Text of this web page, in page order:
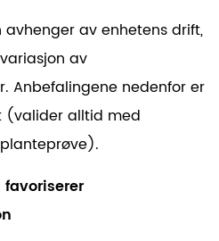
av enhetens drift,
av
Anbefalingene nedenfor er
(valider alltid med